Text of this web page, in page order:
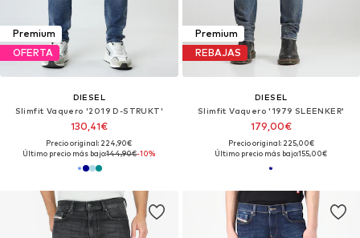
Premium
OFERTA
DIESEL
Slimfit Vaquero '2019 D-STRUKT'
130,41€
Precio original: 224,90€
Último precio más bajo:144,90€-10%
Premium
REBAJAS
DIESEL
Slimfit Vaquero '1979 SLEENKER'
179,00€
Precio original: 225,00€
Último precio más bajo:155,00€